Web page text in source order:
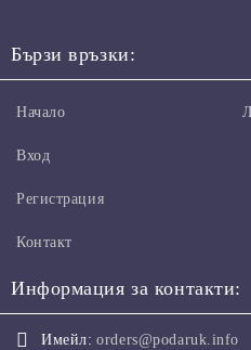
Бързи връзки:
Начало
Вход
Регистрация
Контакт
Информация за контакти:
Имейл: orders@podaruk.info